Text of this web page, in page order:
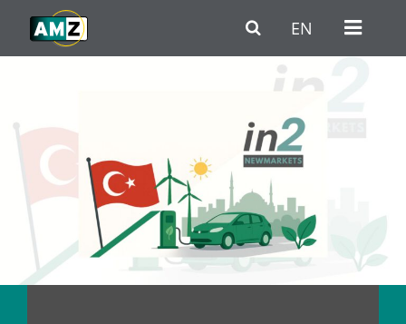
Zum Hauptinhalt
Zur Haupt-Navigation
Zum Fußbereich / Kontakt
EN